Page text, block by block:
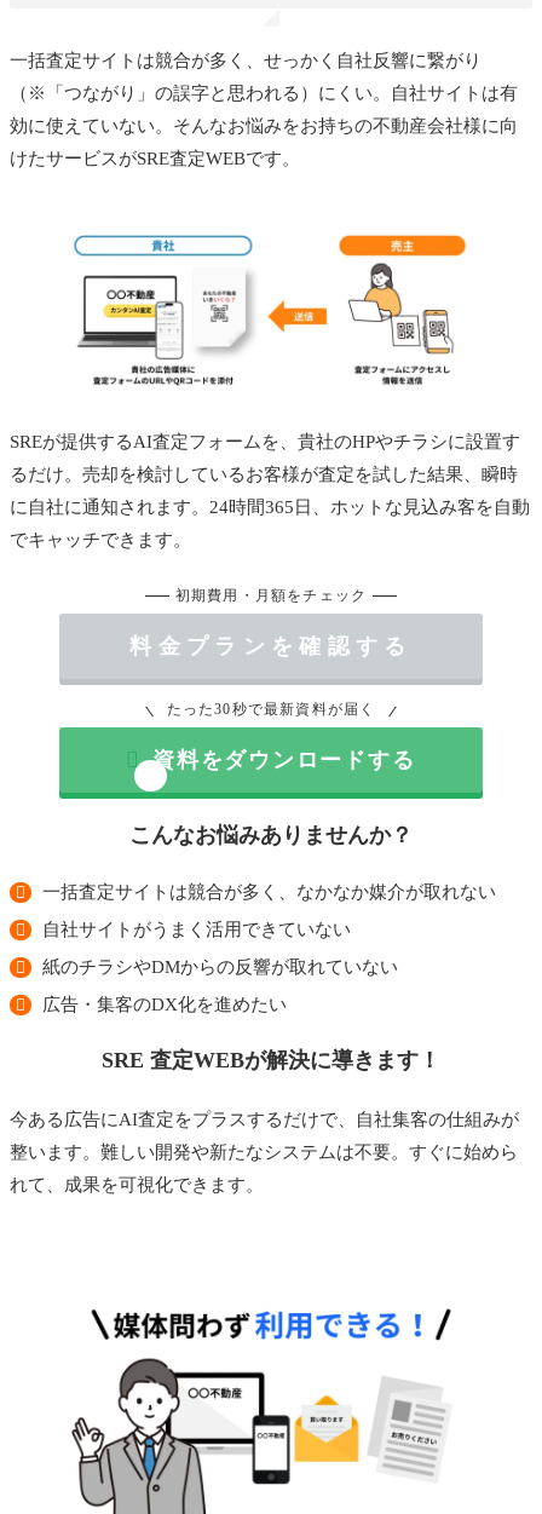
一括査定サイトは競合が多く、せっかく自社反響に繋がり
（※「つながり」の誤字と思われる）にくい。自社サイトは有
効に使えていない。そんなお悩みをお持ちの不動産会社様に向
けたサービスがSRE査定WEBです。
SREが提供するAI査定フォームを、貴社のHPやチラシに設置す
るだけ。売却を検討しているお客様が査定を試した結果、瞬時
に自社に通知されます。24時間365日、ホットな見込み客を自動
でキャッチできます。
初期費用・月額をチェック
料金プランを確認する
たった30秒で最新資料が届く
 資料をダウンロードする
こんなお悩みありませんか？
一括査定サイトは競合が多く、なかなか媒介が取れない
自社サイトがうまく活用できていない
紙のチラシやDMからの反響が取れていない
広告・集客のDX化を進めたい
SRE 査定WEBが解決に導きます！
今ある広告にAI査定をプラスするだけで、自社集客の仕組みが
整います。難しい開発や新たなシステムは不要。すぐに始めら
れて、成果を可視化できます。